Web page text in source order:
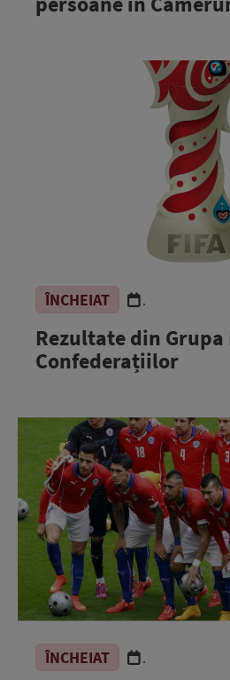
ÎNCHEIAT .
Rezultate din Grupa
Confederațiilor
ÎNCHEIAT .